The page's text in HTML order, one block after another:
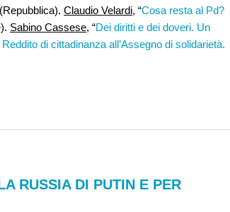
Claudio Velardi, “Cosa resta al Pd?
Sabino Cassese, “Dei diritti e dei doveri. Un
Reddito di cittadinanza all’Assegno di solidarietà.
RUSSIA DI PUTIN E PER